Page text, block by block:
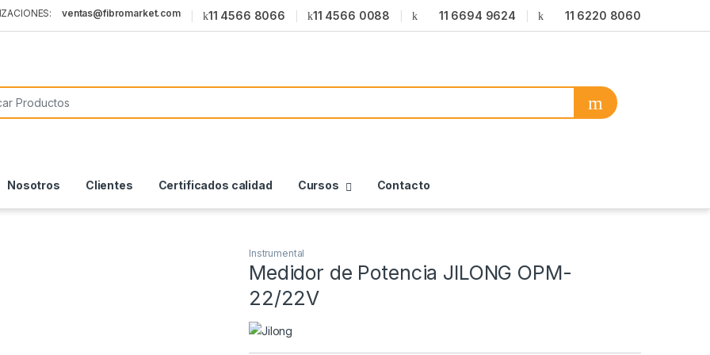
ventas@fibromarket.com 11 4566 8066 11 4566 0088 11 6694 9624 11 6220 8060
Nosotros Clientes Certificados calidad Cursos Contacto
Instrumental
Medidor de Potencia JILONG OPM-
22/22V